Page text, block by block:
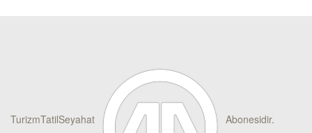
TurizmTatilSeyahat Abonesidir.